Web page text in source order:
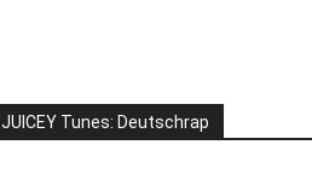
JUICEY Tunes: Deutschrap